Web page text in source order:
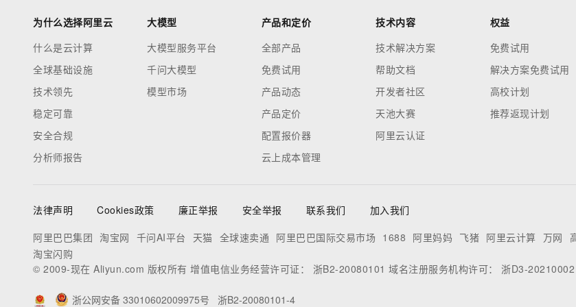
为什么选择阿里云
什么是云计算
全球基础设施
技术领先
稳定可靠
安全合规
分析师报告
大模型
大模型服务平台
千问大模型
模型市场
产品和定价
全部产品
免费试用
产品动态
产品定价
配置报价器
云上成本管理
技术内容
技术解决方案
帮助文档
开发者社区
天池大赛
阿里云认证
权益
免费试用
解决方案免费试用
高校计划
推荐返现计划
法律声明 Cookies政策 廉正举报 安全举报 联系我们
加入我们
阿里巴巴集团 淘宝网 千问AI平台 天猫 全球速卖通 阿里巴巴国际交易市场 1688 阿里妈妈 飞猪 阿里云计算 万网
淘宝闪购
© 2009-现在 Aliyun.com 版权所有 增值电信业务经营许可证： 浙B2-20080101 域名注册服务机构许可： 浙D3-20210002
浙公网安备 33010602009975号 浙B2-20080101-4